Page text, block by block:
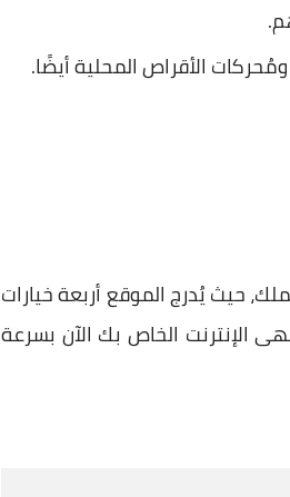
حيث يُدرج الموقع أربعة خيارات
الإنترنت الخاص بك الآن بسرعة